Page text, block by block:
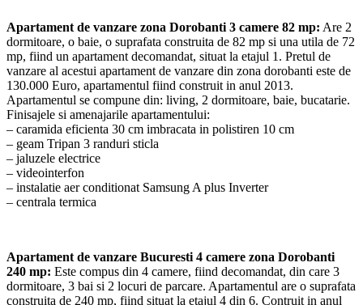
Apartament de vanzare zona Dorobanti 3 camere 82 mp: Are 2
dormitoare, o baie, o suprafata construita de 82 mp si una utila de 72
mp, fiind un apartament decomandat, situat la etajul 1. Pretul de
vanzare al acestui apartament de vanzare din zona dorobanti este de
130.000 Euro, apartamentul fiind construit in anul 2013.
Apartamentul se compune din: living, 2 dormitoare, baie, bucatarie.
Finisajele si amenajarile apartamentului:
– caramida eficienta 30 cm imbracata in polistiren 10 cm
– geam Tripan 3 randuri sticla
– jaluzele electrice
– videointerfon
– instalatie aer conditionat Samsung A plus Inverter
– centrala termica
Apartament de vanzare Bucuresti 4 camere zona Dorobanti
240 mp: Este compus din 4 camere, fiind decomandat, din care 3
dormitoare, 3 bai si 2 locuri de parcare. Apartamentul are o suprafata
construita de 240 mp, fiind situat la etajul 4 din 6. Contruit in anul